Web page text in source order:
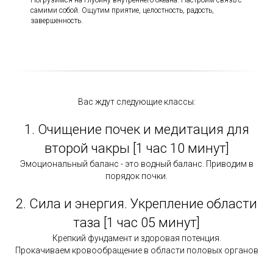
самими собой. Ощутим приятие, целостность, радость,
завершенность.
Вас ждут следующие классы:
1. Очищение почек и медитация для
второй чакры [1 час 10 минут]
Эмоциональный баланс - это водный баланс. Приводим в
порядок почки.
2. Сила и энергия. Укрепление области
таза [1 час 05 минут]
Крепкий фундамент и здоровая потенция.
Прокачиваем кровообращение в области половых органов